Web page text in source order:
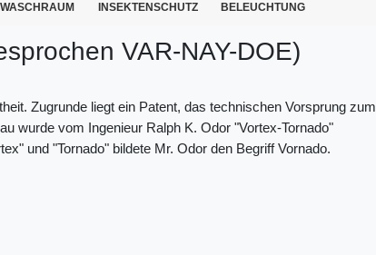
INSEKTENSCHUTZ BELEUCHTUNG
VAR-NAY-DOE)
Zugrunde liegt ein Patent, das technischen Vorsprung zum
wurde vom Ingenieur Ralph K. Odor "Vortex-Tornado"
und "Tornado" bildete Mr. Odor den Begriff Vornado.